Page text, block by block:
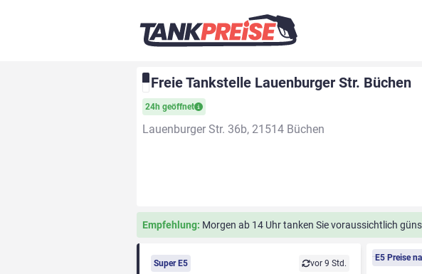
Freie Tankstelle Lauenburger Str. Büchen
24h geöffnet
Lauenburger Str. 36b, 21514 Büchen
Empfehlung: Morgen ab 14 Uhr tanken Sie voraussichtlich
Super E5 vor 9 Std.
E5 Preise